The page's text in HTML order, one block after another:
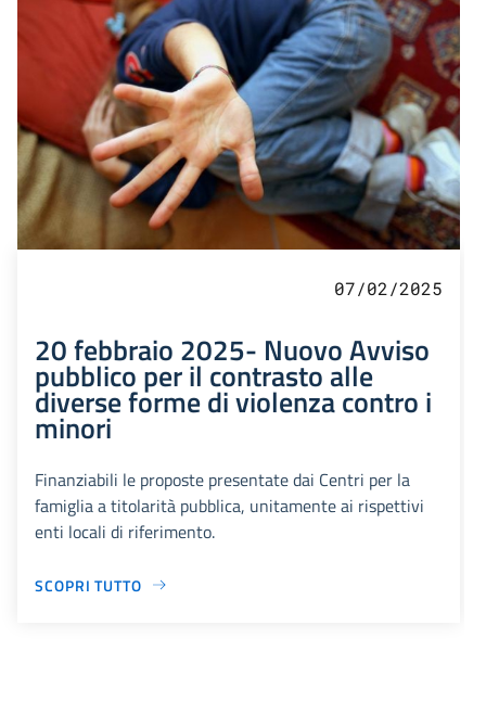
07/02/2025
20 febbraio 2025- Nuovo Avviso
pubblico per il contrasto alle
diverse forme di violenza contro i
minori
Finanziabili le proposte presentate dai Centri per la
famiglia a titolarità pubblica, unitamente ai rispettivi
enti locali di riferimento.
SCOPRI TUTTO